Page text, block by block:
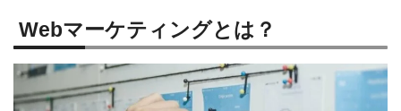
Webマーケティングとは？